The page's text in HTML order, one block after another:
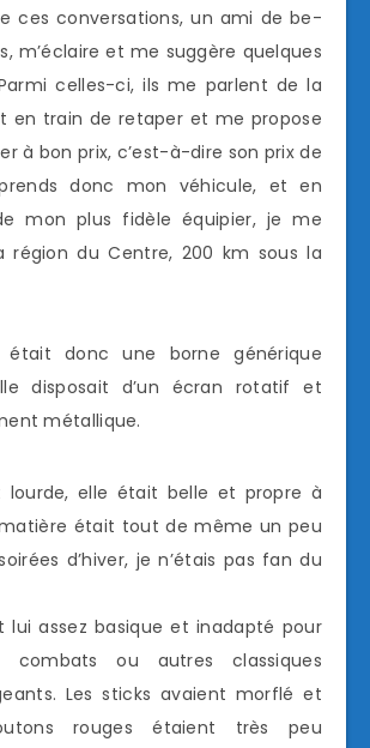
ces conversations, un ami de be-
m’éclaire et me suggère quelques
celles-ci, ils me parlent de la
en train de retaper et me propose
à bon prix, c’est-à-dire son prix de
donc mon véhicule, et en
mon plus fidèle équipier, je me
région du Centre, 200 km sous la
donc une borne générique
disposait d’un écran rotatif et
métallique.
lourde, elle était belle et propre à
matière était tout de même un peu
d’hiver, je n’étais pas fan du
lui assez basique et inadapté pour
ou autres classiques
Les sticks avaient morflé et
rouges étaient très peu